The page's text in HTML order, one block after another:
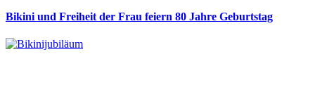
Bikini und Freiheit der Frau feiern 80 Jahre Geburtstag